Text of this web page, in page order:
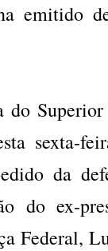
emitido
do
sexta-
da
do ex-
Federal,